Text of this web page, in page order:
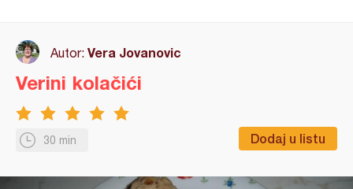
Autor: Vera Jovanovic
30 min Dodaj u listu
Verini kolačići